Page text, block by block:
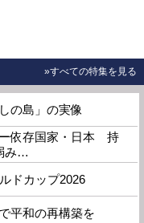
»すべての特集を見る
の島」の実像
依存国家・日本 持
み…
ドカップ2026
平和の再構築を